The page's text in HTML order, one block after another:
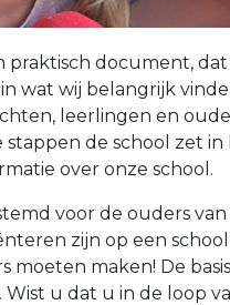
praktisch document,
wat wij belangrijk
leerlingen en
de school zet
over onze school.
voor de ouders
zijn op een
moeten maken! De
Wist u dat u in de loop